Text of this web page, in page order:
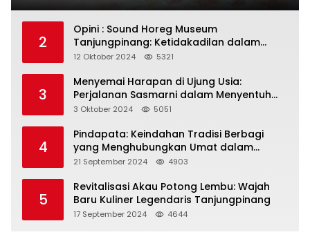
2
Opini : Sound Horeg Museum
Tanjungpinang: Ketidakadilan dalam
Representasi
12 Oktober 2024 5321
3
Menyemai Harapan di Ujung Usia:
Perjalanan Sasmarni dalam Menyentuh
Hati dan Jiwa
3 Oktober 2024 5051
4
Pindapata: Keindahan Tradisi Berbagi
yang Menghubungkan Umat dalam
Spiritualitas dan Kebersamaan dalam
21 September 2024 4903
5
Revitalisasi Akau Potong Lembu: Wajah
Baru Kuliner Legendaris Tanjungpinang
17 September 2024 4644